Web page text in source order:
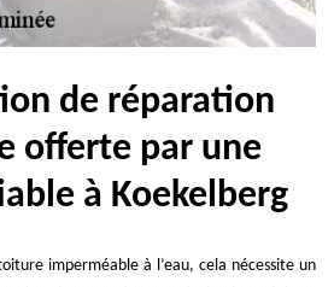
de réparation
offerte par une
à Koekelberg
imperméable à l’eau, cela nécessite un